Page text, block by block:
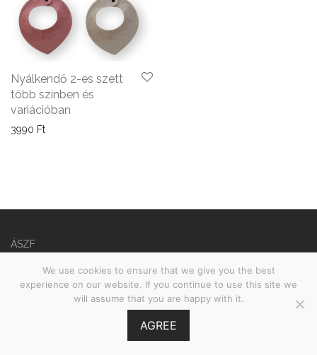
Nyálkendő 2-es szett
több színben és
variációban
3990 Ft
ÁSZF
Adatvédelmi nyilatkozat
2026Babies on Board •MOOI.HU
We use cookies to ensure that we give you the best
experience on our website. If you continue to use this site we
will assume that you are happy with it.
AGREE